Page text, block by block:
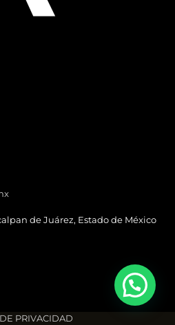
de Juárez, Estado de México
PRIVACIDAD